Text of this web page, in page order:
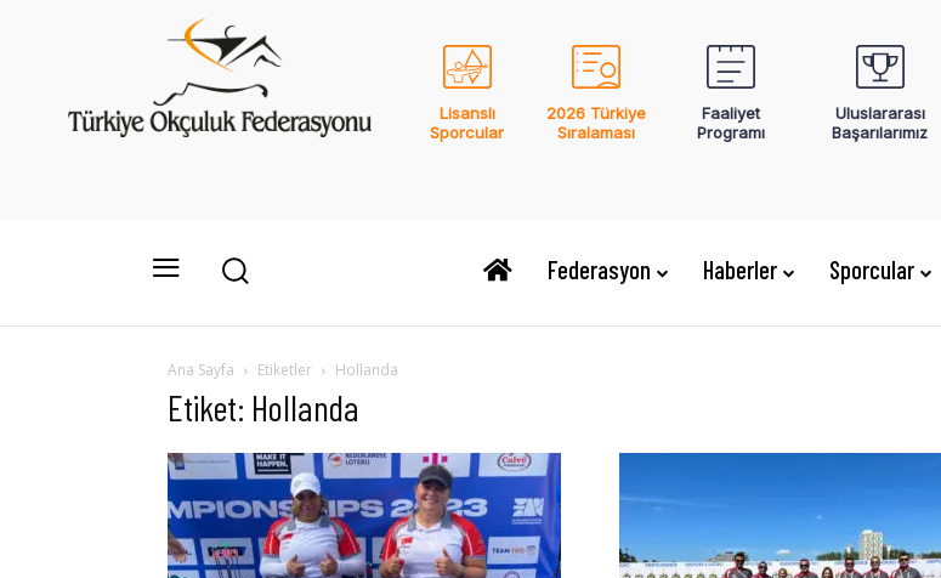
Lisanslı
Sporcular
2026 Türkiye
Sıralaması
Faaliyet
Programı
Uluslararası
Başarılarımız
Federasyon Haberler Sporcular
Ana Sayfa Etiketler Hollanda
Etiket: Hollanda